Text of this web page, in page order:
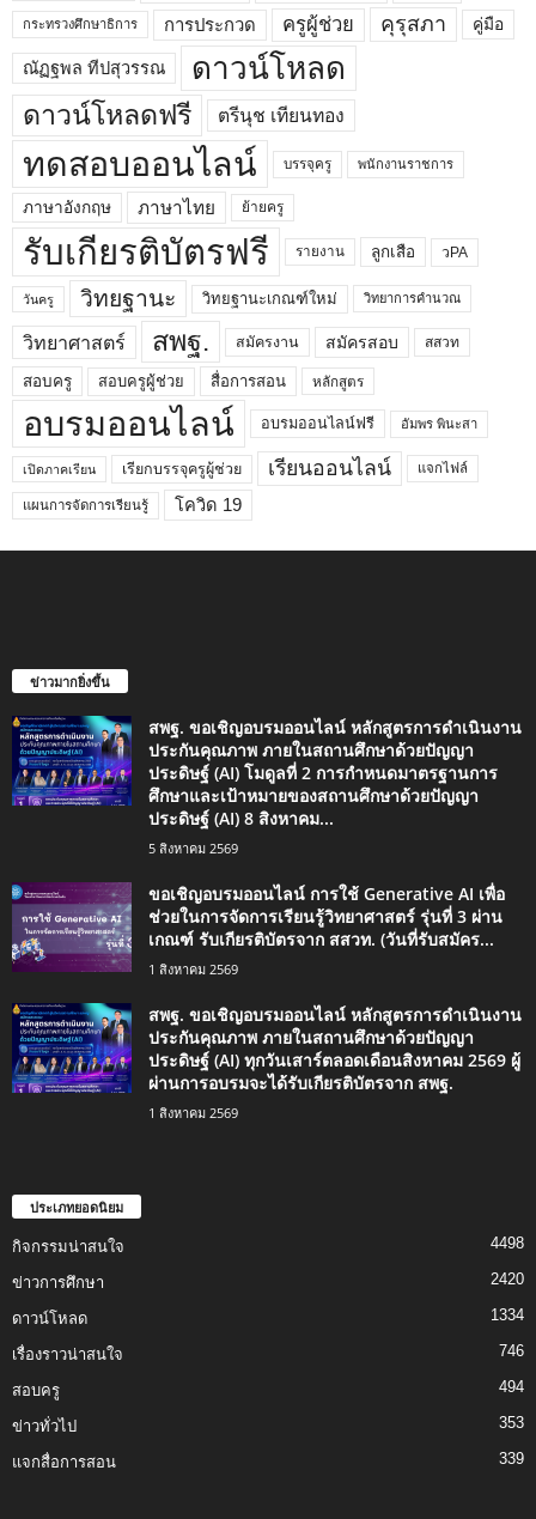
กระทรวงศึกษาธิการ การประกวด ครูผู้ช่วย คุรุสภา คู่มือ
ณัฏฐพล ทีปสุวรรณ ดาวน์โหลด
ดาวน์โหลดฟรี ตรีนุช เทียนทอง
ทดสอบออนไลน์ บรรจุครู พนักงานราชการ
ภาษาอังกฤษ ภาษาไทย ย้ายครู
รับเกียรติบัตรฟรี รายงาน ลูกเสือ วPA
วันครู วิทยฐานะ วิทยฐานะเกณฑ์ใหม่ วิทยาการคำนวณ
วิทยาศาสตร์ สพฐ. สมัครงาน สมัครสอบ สสวท
สอบครู สอบครูผู้ช่วย สื่อการสอน หลักสูตร
อบรมออนไลน์ อบรมออนไลน์ฟรี อัมพร พินะสา
เปิดภาคเรียน เรียกบรรจุครูผู้ช่วย เรียนออนไลน์ แจกไฟล์
แผนการจัดการเรียนรู้ โควิด 19
ข่าวมากยิ่งขึ้น
สพฐ. ขอเชิญอบรมออนไลน์ หลักสูตรการดำเนินงาน
ประกันคุณภาพ ภายในสถานศึกษาด้วยปัญญา
ประดิษฐ์ (AI) โมดูลที่ 2 การกำหนดมาตรฐานการ
ศึกษาและเป้าหมายของสถานศึกษาด้วยปัญญา
ประดิษฐ์ (AI) 8 สิงหาคม...
5 สิงหาคม 2569
ขอเชิญอบรมออนไลน์ การใช้ Generative AI เพื่อ
ช่วยในการจัดการเรียนรู้วิทยาศาสตร์ รุ่นที่ 3 ผ่าน
เกณฑ์ รับเกียรติบัตรจาก สสวท. (วันที่รับสมัคร...
1 สิงหาคม 2569
สพฐ. ขอเชิญอบรมออนไลน์ หลักสูตรการดำเนินงาน
ประกันคุณภาพ ภายในสถานศึกษาด้วยปัญญา
ประดิษฐ์ (AI) ทุกวันเสาร์ตลอดเดือนสิงหาคม 2569 ผู้
ผ่านการอบรมจะได้รับเกียรติบัตรจาก สพฐ.
1 สิงหาคม 2569
ประเภทยอดนิยม
กิจกรรมน่าสนใจ 4498
ข่าวการศึกษา 2420
ดาวน์โหลด 1334
เรื่องราวน่าสนใจ 746
สอบครู 494
ข่าวทั่วไป 353
แจกสื่อการสอน 339